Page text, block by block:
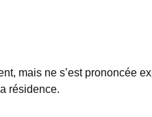
mais ne s’est prononcée
résidence.